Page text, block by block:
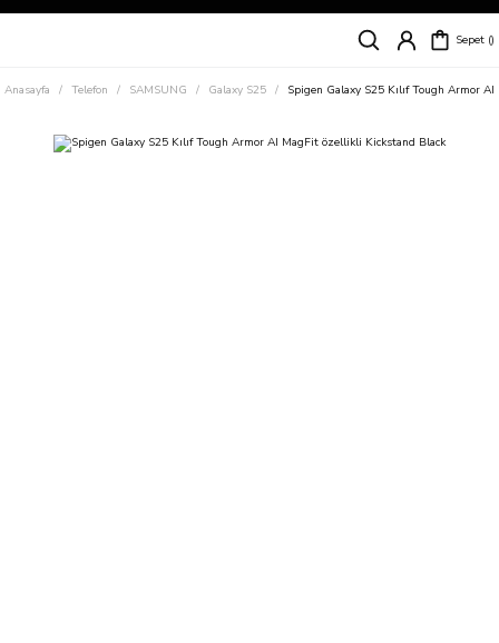
Siparişleriniz
Süper İndirimli Fiyatlar
Sepet
Anasayfa Telefon SAMSUNG Galaxy S25 Spigen Galaxy S25 Kılıf Tough Armor